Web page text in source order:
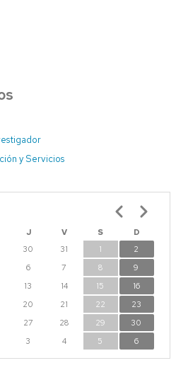
y Servicios
J V S
D
30 31 1
2
6 7 8
9
13 14 15
16
20 21 22
23
27 28 29
30
3 4 5 6
Paginación